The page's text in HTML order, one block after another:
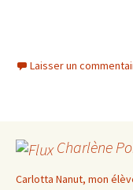
Laisser un
Charlène
Carlotta Nanut, mon